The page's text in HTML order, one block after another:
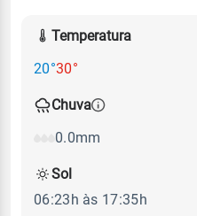
Temperatura
20°30°
Chuva
0.0mm
Sol
06:23h às 17:35h